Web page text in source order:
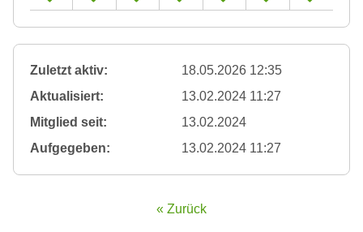
Zuletzt aktiv:
18.05.2026 12:35
Aktualisiert:
13.02.2024 11:27
Mitglied seit:
13.02.2024
Aufgegeben:
13.02.2024 11:27
« Zurück